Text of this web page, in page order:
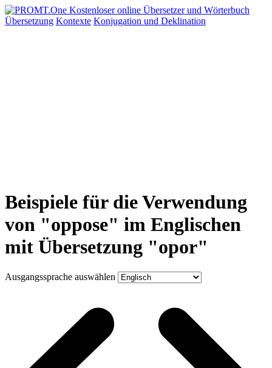
Übersetzung Kontexte Konjugation und Deklination
Beispiele für die Verwendung
von "oppose" im Englischen
mit Übersetzung "opor"
Ausgangssprache auswählen